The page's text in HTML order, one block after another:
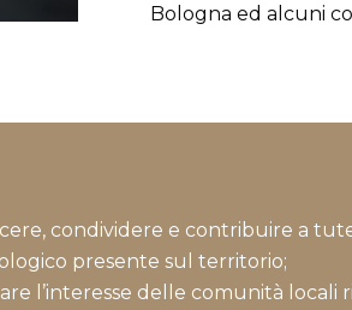
Bologna ed alcuni
condividere e contribuire a
presente sul territorio;
l’interesse delle comunità locali